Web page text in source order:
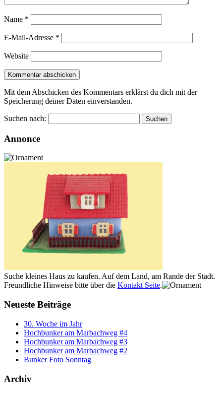
Name *
E-Mail-Adresse *
Website
Mit dem Abschicken des Kommentars erklärst du dich mit der
Speicherung deiner Daten einverstanden.
Suchen nach:
Annonce
Suche kleines Haus zu kaufen. Auf dem Land, am Rande der Stadt.
Freundliche Hinweise bitte über die Kontakt Seite.
Neueste Beiträge
30. Woche im Jahr
Hochbunker am Marbachweg #4
Hochbunker am Marbachweg #3
Hochbunker am Marbachweg #2
Bunker Foto Sonntag
Archiv